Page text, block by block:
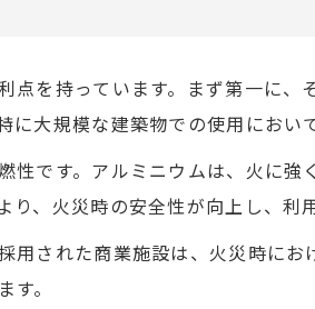
を持っています。まず第一に
大規模な建築物での使用におい
性です。アルミニウムは、火に
、火災時の安全性が向上し、利
用された商業施設は、火災時に
。